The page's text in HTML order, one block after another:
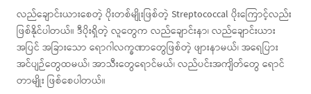
လည်ချောင်းယားစေတဲ့ ပိုးတစ်မျိုးဖြစ်တဲ့ Streptococcal ပိုးကြောင့်လည်း
ဖြစ်နိုင်ပါတယ်။ ဒီပိုးရှိတဲ့ လူတွေက လည်ချောင်းနာ၊ လည်ချောင်းယား
အပြင် အခြားသော ရောဂါလက္ခဏာတွေဖြစ်တဲ့ ဖျားနာမယ်၊ အရေပြား
အင်ပျဉ်တွေထမယ်၊ အာသီးတွေရောင်မယ်၊ လည်ပင်းအကျိတ်တွေ ရောင်
တာမျိုး ဖြစ်စေပါတယ်။